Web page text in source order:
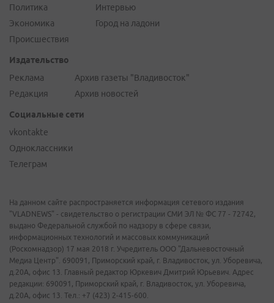
Политика
Экономика
Происшествия
Интервью
Город на ладони
Издательство
Реклама
Редакция
Архив газеты "Владивосток"
Архив новостей
Социальные сети
vkontakte
Одноклассники
Телеграм
На данном сайте распространяется информация сетевого издания
"VLADNEWS" - свидетельство о регистрации СМИ ЭЛ № ФС 77 - 72742,
выдано Федеральной службой по надзору в сфере связи,
информационных технологий и массовых коммуникаций
(Роскомнадзор) 17 мая 2018 г. Учредитель ООО "Дальневосточный
Медиа Центр". 690091, Приморский край, г. Владивосток, ул. Уборевича,
д.20А, офис 13. Главный редактор Юркевич Дмитрий Юрьевич. Адрес
редакции: 690091, Приморский край, г. Владивосток, ул. Уборевича,
д.20А, офис 13. Тел.: +7 (423) 2-415-600.